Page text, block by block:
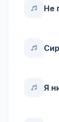
Не
Я